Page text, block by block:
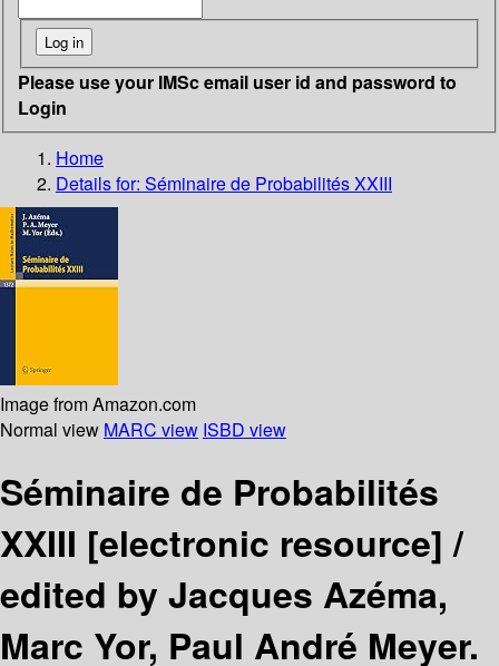
Please use your IMSc email user id and password to
Login
Home
Details for: Séminaire de Probabilités XXIII
Image from Amazon.com
Normal view MARC view ISBD view
Séminaire de Probabilités
XXIII [electronic resource] /
edited by Jacques Azéma,
Marc Yor, Paul André Meyer.